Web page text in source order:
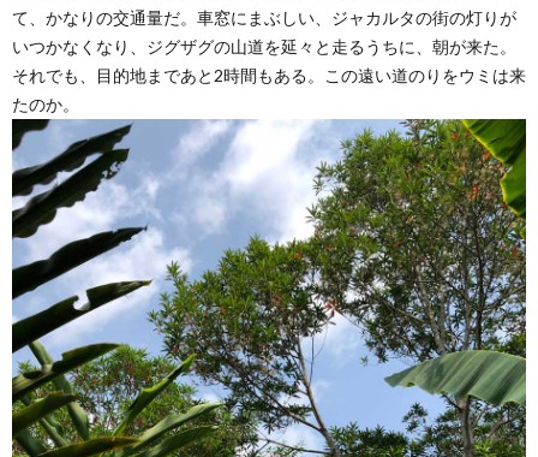
て、かなりの交通量だ。車窓にまぶしい、ジャカルタの街の灯りが
いつかなくなり、ジグザグの山道を延々と走るうちに、朝が来た。
それでも、目的地まであと2時間もある。この遠い道のりをウミは来
たのか。